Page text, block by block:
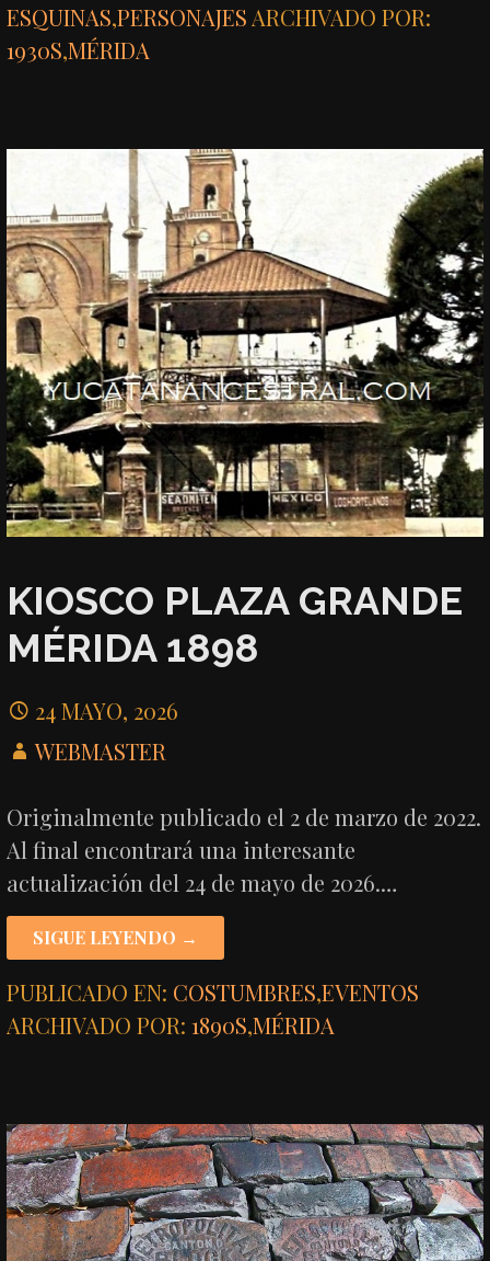
ESQUINAS,PERSONAJES ARCHIVADO POR:
1930S,MÉRIDA
KIOSCO PLAZA GRANDE
MÉRIDA 1898
24 MAYO, 2026
WEBMASTER
Originalmente publicado el 2 de marzo de 2022.
Al final encontrará una interesante
actualización del 24 de mayo de 2026.…
SIGUE LEYENDO →
PUBLICADO EN: COSTUMBRES,EVENTOS
ARCHIVADO POR:1890S,MÉRIDA